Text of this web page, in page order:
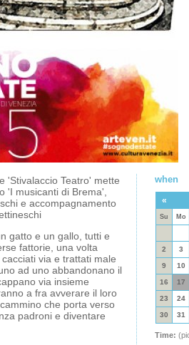
'Stivalaccio Teatro' mette
'I musicanti di Brema',
e accompagnamento
gatto e un gallo, tutti e
fattorie, una volta
via e trattati male
ad uno abbandonano il
via insieme
a fra avverare il loro
che porta verso
padroni e diventare
when
«
Su Mo
2 3
9 10
16 17
23 24
30 31
Time: